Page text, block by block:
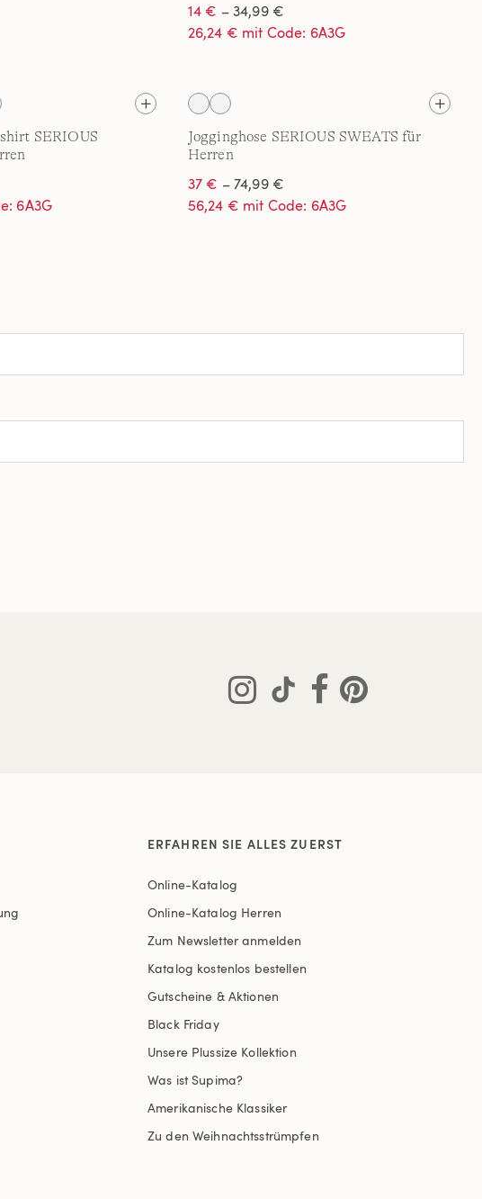
14 € – 34,99 €
26,24 € mit Code: 6A3G
SERIOUS
6A3G
Jogginghose SERIOUS SWEATS für
Herren
37 € – 74,99 €
56,24 € mit Code: 6A3G
ERFAHREN SIE ALLES ZUERST
Online-Katalog
Online-Katalog Herren
Zum Newsletter anmelden
Katalog kostenlos bestellen
Gutscheine & Aktionen
Black Friday
Unsere Plussize Kollektion
Was ist Supima?
Amerikanische Klassiker
Zu den Weihnachtsstrümpfen